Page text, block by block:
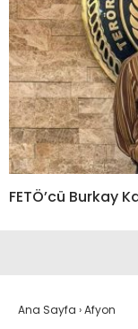
FETÖ’cü Burkay
Ana Sayfa ›Afyon